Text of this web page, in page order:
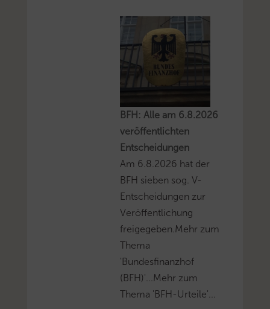
BFH: Alle am 6.8.2026
veröffentlichten
Entscheidungen
Am 6.8.2026 hat der
BFH sieben sog. V-
Entscheidungen zur
Veröffentlichung
freigegeben.Mehr zum
Thema
'Bundesfinanzhof
(BFH)'...Mehr zum
Thema 'BFH-Urteile'...